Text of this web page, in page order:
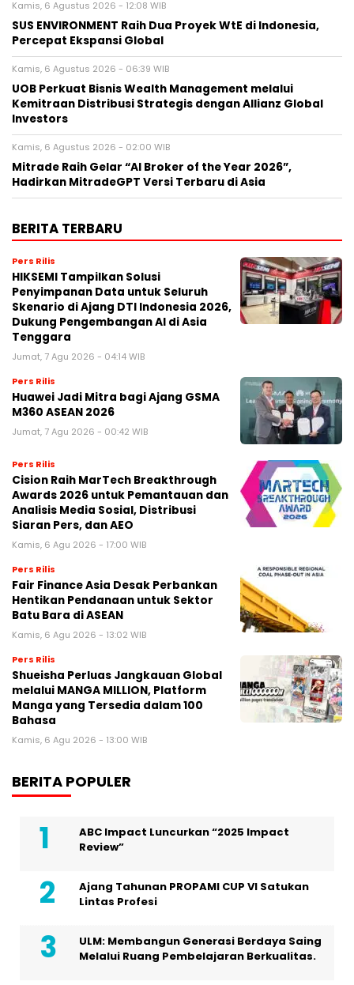
Kamis, 6 Agustus 2026 - 12:08 WIB
SUS ENVIRONMENT Raih Dua Proyek WtE di Indonesia,
Percepat Ekspansi Global
Kamis, 6 Agustus 2026 - 06:39 WIB
UOB Perkuat Bisnis Wealth Management melalui
Kemitraan Distribusi Strategis dengan Allianz Global
Investors
Kamis, 6 Agustus 2026 - 02:00 WIB
Mitrade Raih Gelar “AI Broker of the Year 2026”,
Hadirkan MitradeGPT Versi Terbaru di Asia
BERITA TERBARU
Pers Rilis
HIKSEMI Tampilkan Solusi
Penyimpanan Data untuk Seluruh
Skenario di Ajang DTI Indonesia 2026,
Dukung Pengembangan AI di Asia
Tenggara
Jumat, 7 Agu 2026 - 04:14 WIB
Pers Rilis
Huawei Jadi Mitra bagi Ajang GSMA
M360 ASEAN 2026
Jumat, 7 Agu 2026 - 00:42 WIB
Pers Rilis
Cision Raih MarTech Breakthrough
Awards 2026 untuk Pemantauan dan
Analisis Media Sosial, Distribusi
Siaran Pers, dan AEO
Kamis, 6 Agu 2026 - 17:00 WIB
Pers Rilis
Fair Finance Asia Desak Perbankan
Hentikan Pendanaan untuk Sektor
Batu Bara di ASEAN
Kamis, 6 Agu 2026 - 13:02 WIB
Pers Rilis
Shueisha Perluas Jangkauan Global
melalui MANGA MILLION, Platform
Manga yang Tersedia dalam 100
Bahasa
Kamis, 6 Agu 2026 - 13:00 WIB
BERITA POPULER
ABC Impact Luncurkan “2025 Impact
Review”
Ajang Tahunan PROPAMI CUP VI Satukan
Lintas Profesi
ULM: Membangun Generasi Berdaya Saing
Melalui Ruang Pembelajaran Berkualitas.